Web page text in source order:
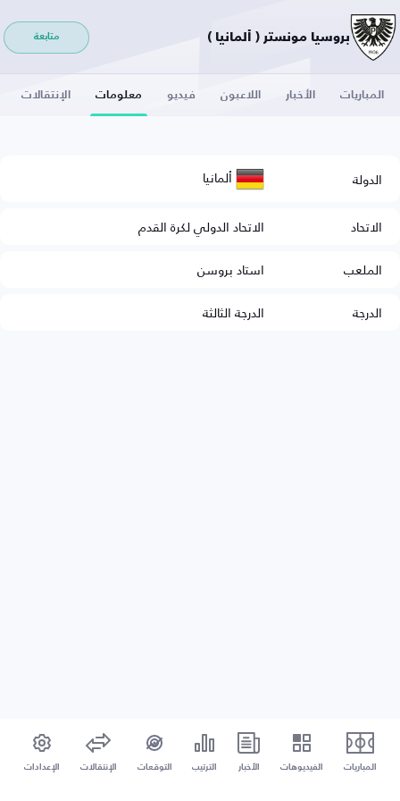
بروسيا مونستر ( ألمانيا ) متابعة
المباريات الأخبار اللاعبون فيديو معلومات الإنتقالات
الدولة ألمانيا
الاتحاد
الاتحاد الدولي لكرة القدم
الملعب
استاد بروسن
الدرجة
الدرجة الثالثة
المباريات الفيديوهات الأخبار الترتيب التوقعات الإنتقالات الإعدادات